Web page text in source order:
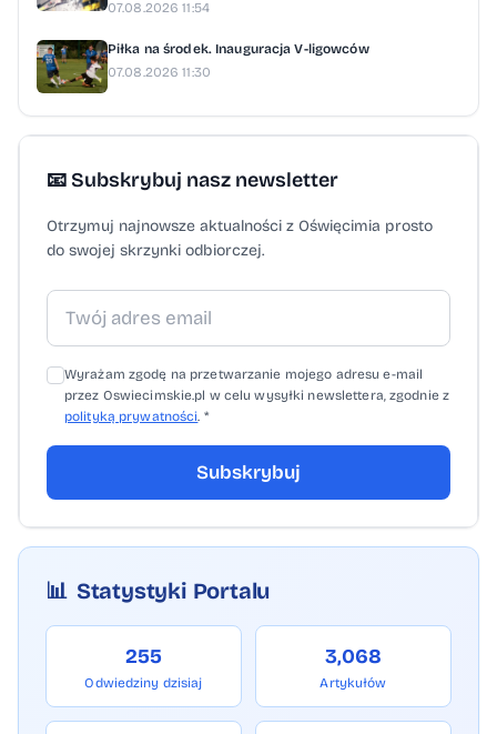
07.08.2026 11:54
Piłka na środek. Inauguracja V-ligowców
07.08.2026 11:30
📧 Subskrybuj nasz newsletter
Otrzymuj najnowsze aktualności z Oświęcimia prosto
do swojej skrzynki odbiorczej.
Wyrażam zgodę na przetwarzanie mojego adresu e-mail
przez Oswiecimskie.pl w celu wysyłki newslettera, zgodnie z
polityką prywatności. *
Subskrybuj
📊 Statystyki Portalu
255
Odwiedziny dzisiaj
3,068
Artykułów